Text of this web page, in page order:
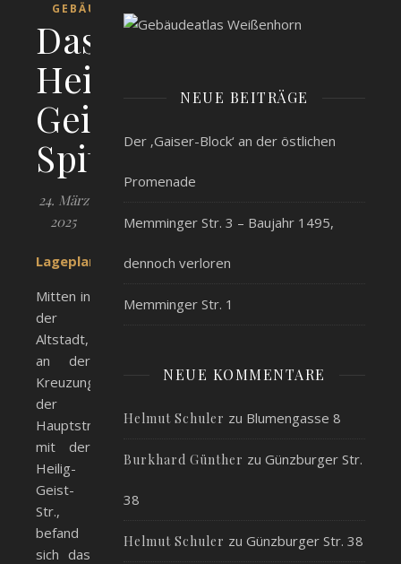
GEBÄUDE
Das
Heilig-
Geist-
Spital
24. März
2025
Lageplan
Mitten in
der
Altstadt,
an der
Kreuzung
der
Hauptstraße
mit der
Heilig-
Geist-
Str.,
befand
sich das
NEUE BEITRÄGE
Der ‚Gaiser-Block‘ an der östlichen
Promenade
Memminger Str. 3 – Baujahr 1495,
dennoch verloren
Memminger Str. 1
NEUE KOMMENTARE
Helmut Schuler zu Blumengasse 8
Burkhard Günther zu Günzburger Str.
38
Helmut Schuler zu Günzburger Str. 38